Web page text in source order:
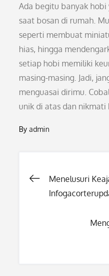
Ada begitu banyak
saat bosan di rumah.
seperti membuat
hias, hingga
setiap hobi memiliki
masing-masing. Jadi,
menguasai dirimu.
unik di atas dan
Byadmin
Post
Menelusuri